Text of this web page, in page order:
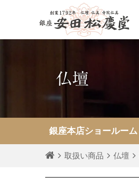
仏壇
銀座本店ショールーム
取扱い商品 仏壇